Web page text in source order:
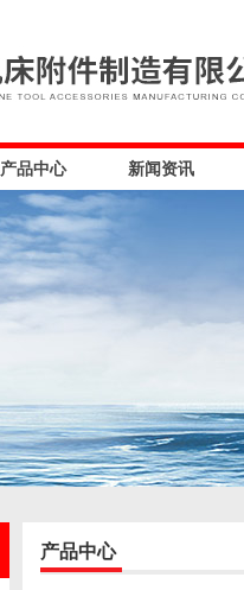
产品中心 新闻资讯
产品中心